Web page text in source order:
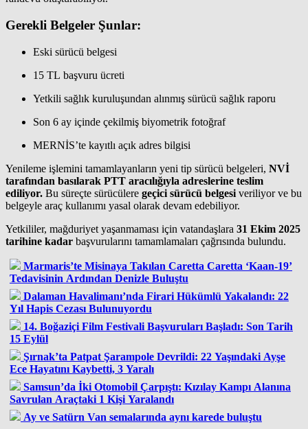
Gerekli Belgeler Şunlar:
Eski sürücü belgesi
15 TL başvuru ücreti
Yetkili sağlık kuruluşundan alınmış sürücü sağlık raporu
Son 6 ay içinde çekilmiş biyometrik fotoğraf
MERNİS’te kayıtlı açık adres bilgisi
Yenileme işlemini tamamlayanların yeni tip sürücü belgeleri, NVİ
tarafından basılarak PTT aracılığıyla adreslerine teslim
ediliyor. Bu süreçte sürücülere geçici sürücü belgesi veriliyor ve bu
belgeyle araç kullanımı yasal olarak devam edebiliyor.
Yetkililer, mağduriyet yaşanmaması için vatandaşlara 31 Ekim 2025
tarihine kadar başvurularını tamamlamaları çağrısında bulundu.
Marmaris’te Misinaya Takılan Caretta Caretta ‘Kaan-19’
Tedavisinin Ardından Denizle Buluştu
Dalaman Havalimanı’nda Firari Hükümlü Yakalandı: 22
Yıl Hapis Cezası Bulunuyordu
14. Boğaziçi Film Festivali Başvuruları Başladı: Son Tarih
15 Eylül
Şırnak’ta Patpat Şarampole Devrildi: 22 Yaşındaki Ayşe
Ece Hayatını Kaybetti, 3 Yaralı
Samsun’da İki Otomobil Çarpıştı: Kızılay Kampı Alanına
Savrulan Araçtaki 1 Kişi Yaralandı
Ay ve Satürn Van semalarında aynı karede buluştu